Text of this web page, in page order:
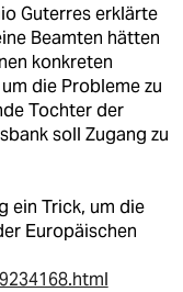
Guterres erklärte
Beamten hätten
konkreten
die Probleme zu
Tochter der
soll Zugang zu
ein Trick, um die
Europäischen